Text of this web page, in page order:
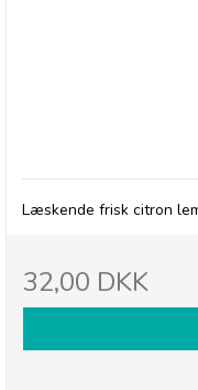
Læskende frisk citron
32,00 DKK